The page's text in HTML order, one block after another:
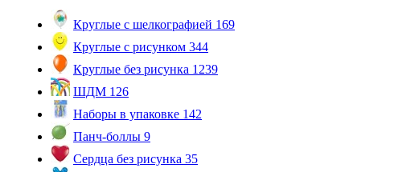
Круглые с шелкографией 169
Круглые с рисунком 344
Круглые без рисунка 1239
ШДМ 126
Наборы в упаковке 142
Панч-боллы 9
Сердца без рисунка 35